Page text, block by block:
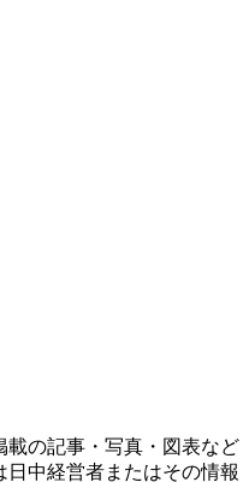
載の記事・写真・図表など
中経営者またはその情報